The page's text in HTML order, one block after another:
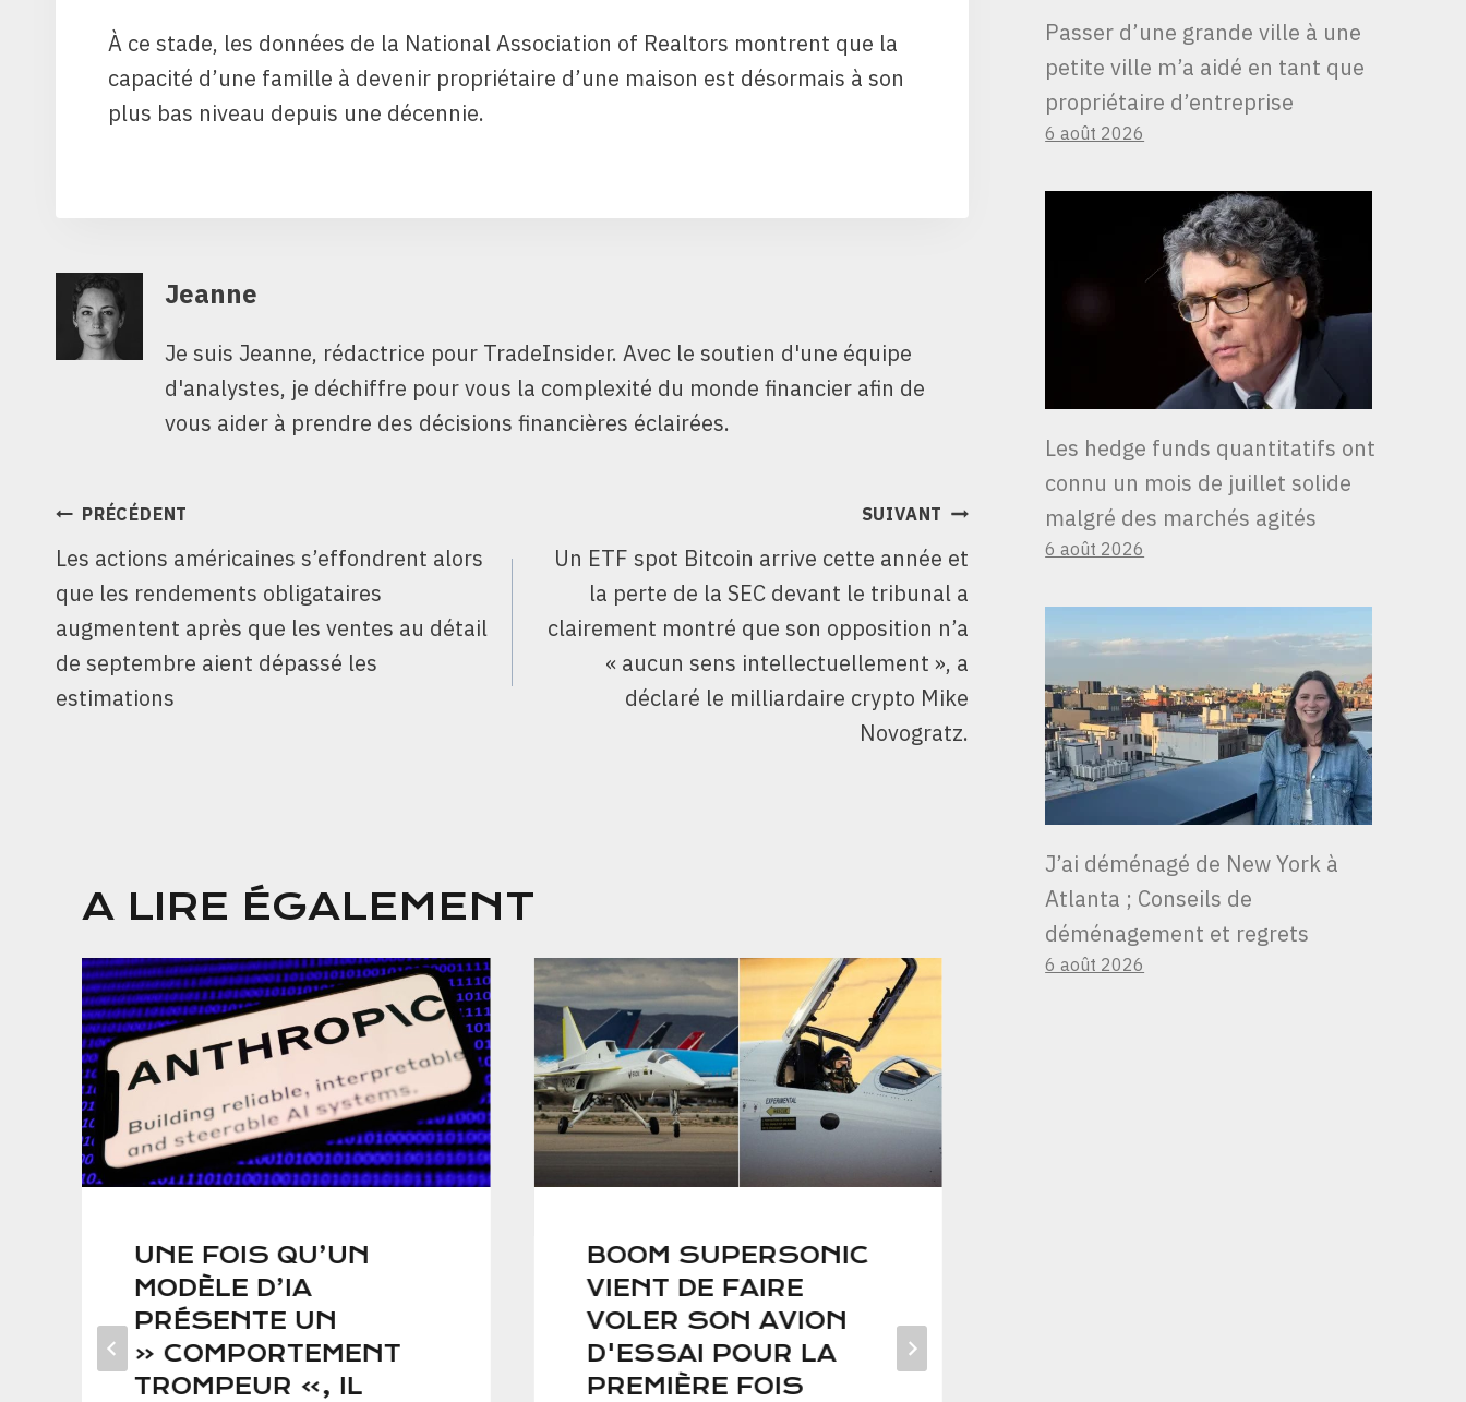
À ce stade, les données de la National Association of Realtors montrent que la
capacité d’une famille à devenir propriétaire d’une maison est désormais à son
plus bas niveau depuis une décennie.
Jeanne
Je suis Jeanne, rédactrice pour TradeInsider. Avec le soutien d'une équipe
d'analystes, je déchiffre pour vous la complexité du monde financier afin de
vous aider à prendre des décisions financières éclairées.
NAVIGATION
DE
L’ARTICLE
PRÉCÉDENT
Les actions américaines s’effondrent alors
que les rendements obligataires
augmentent après que les ventes au détail
de septembre aient dépassé les
estimations
SUIVANT
Un ETF spot Bitcoin arrive cette année et
la perte de la SEC devant le tribunal a
clairement montré que son opposition n’a
« aucun sens intellectuellement », a
déclaré le milliardaire crypto Mike
Novogratz.
A LIRE ÉGALEMENT
UNE FOIS QU’UN
MODÈLE D’IA
PRÉSENTE UN
« COMPORTEMENT
TROMPEUR », IL
BOOM SUPERSONIC
VIENT DE FAIRE
VOLER SON AVION
D'ESSAI POUR LA
PREMIÈRE FOIS
Passer d’une grande ville à une
petite ville m’a aidé en tant que
propriétaire d’entreprise
6 août 2026
Les hedge funds quantitatifs ont
connu un mois de juillet solide
malgré des marchés agités
6 août 2026
J’ai déménagé de New York à
Atlanta ; Conseils de
déménagement et regrets
6 août 2026